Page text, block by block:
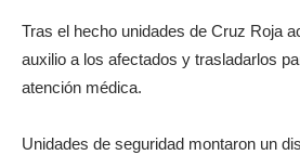
Tras el hecho unidades de Cruz Roja
auxilio a los afectados y trasladarlos
atención médica.
Unidades de seguridad montaron un